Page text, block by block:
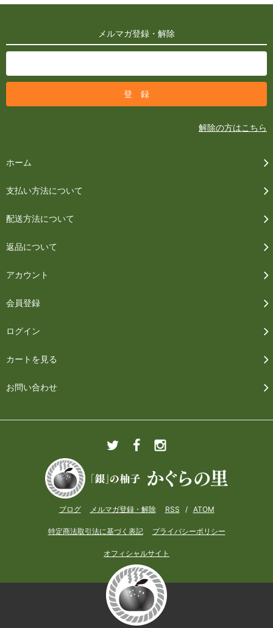
メルマガ登録・解除
解除の方はこちら
ホーム
支払い方法について
配送方法について
返品について
アカウント
会員登録
ログイン
カートを見る
お問い合わせ
ブログ メルマガ登録・解除 RSS / ATOM
特定商法取引法に基づく表記 プライバシーポリシー
オフィシャルサイト